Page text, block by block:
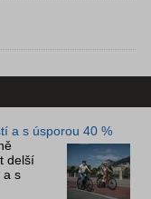
a s úsporou 40 %
delší
a s